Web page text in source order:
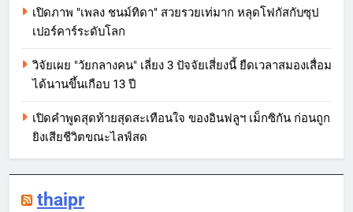
เปิดภาพ "เพลง ชนม์ทิดา" สวยรวยเท่มาก หลุดโฟกัสกับซุป
เปอร์คาร์ระดับโลก
วิจัยเผย "วัยกลางคน" เลี่ยง 3 ปัจจัยเสี่ยงนี้ ยืดเวลาสมองเสื่อม
ได้นานขึ้นเกือบ 13 ปี
เปิดคำพูดสุดท้ายสุดสะเทือนใจ ของอินฟลูฯ เม็กซิกัน ก่อนถูก
ยิงเสียชีวิตขณะไลฟ์สด
thaipr